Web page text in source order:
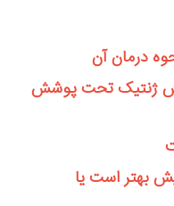
ژنتیک تحت پوشش
بهتر است یا